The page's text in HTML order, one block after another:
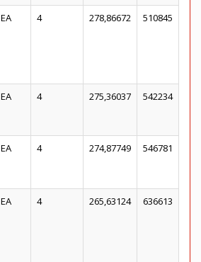
EA 4 278,86672 510845
EA 4 275,36037 542234
EA 4 274,87749 546781
EA 4 265,63124 636613